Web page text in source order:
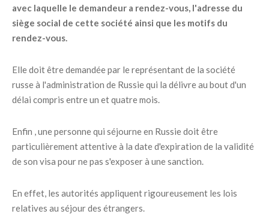
avec laquelle le demandeur a rendez-vous, l'adresse du
siège social de cette société ainsi que les motifs du
rendez-vous.
Elle doit être demandée par le représentant de la société
russe à l'administration de Russie qui la délivre au bout d'un
délai compris entre un et quatre mois.
Enfin , une personne qui séjourne en Russie doit être
particulièrement attentive à la date d'expiration de la validité
de son visa pour ne pas s'exposer à une sanction.
En effet, les autorités appliquent rigoureusement les lois
relatives au séjour des étrangers.